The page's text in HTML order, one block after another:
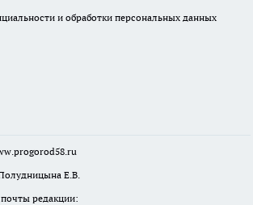
и обработки персональных данных
Е.В.
редакции: